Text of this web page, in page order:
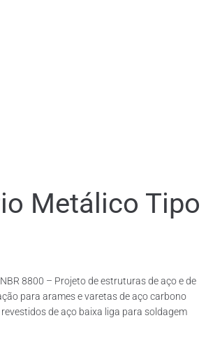
Metálico Tipo
8800 – Projeto de estruturas de aço e de
para arames e varetas de aço carbono
de aço baixa liga para soldagem